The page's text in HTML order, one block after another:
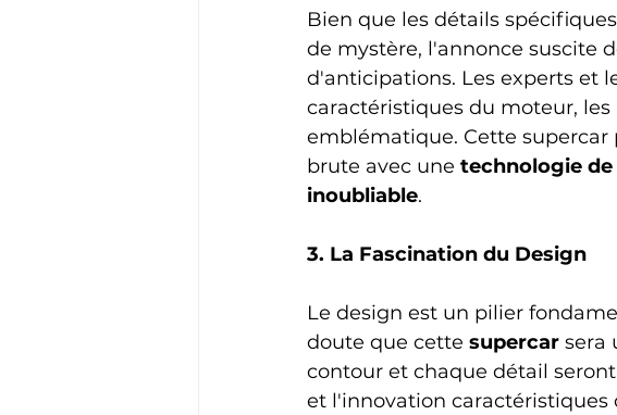
Bien que les détails
de mystère, l'annonce suscite
d'anticipations. Les experts et
caractéristiques du moteur,
emblématique. Cette
brute avec une technologie
inoubliable.
3. La Fascination du Design
Le design est un pilier
doute que cette supercar sera
contour et chaque détail
et l'innovation